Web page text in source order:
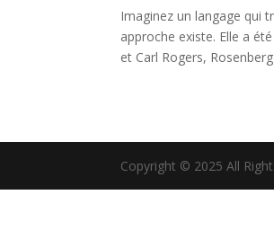
Imaginez un langage qui
approche existe. Elle a
et Carl Rogers, Rosenberg
Copyright © 2025 All